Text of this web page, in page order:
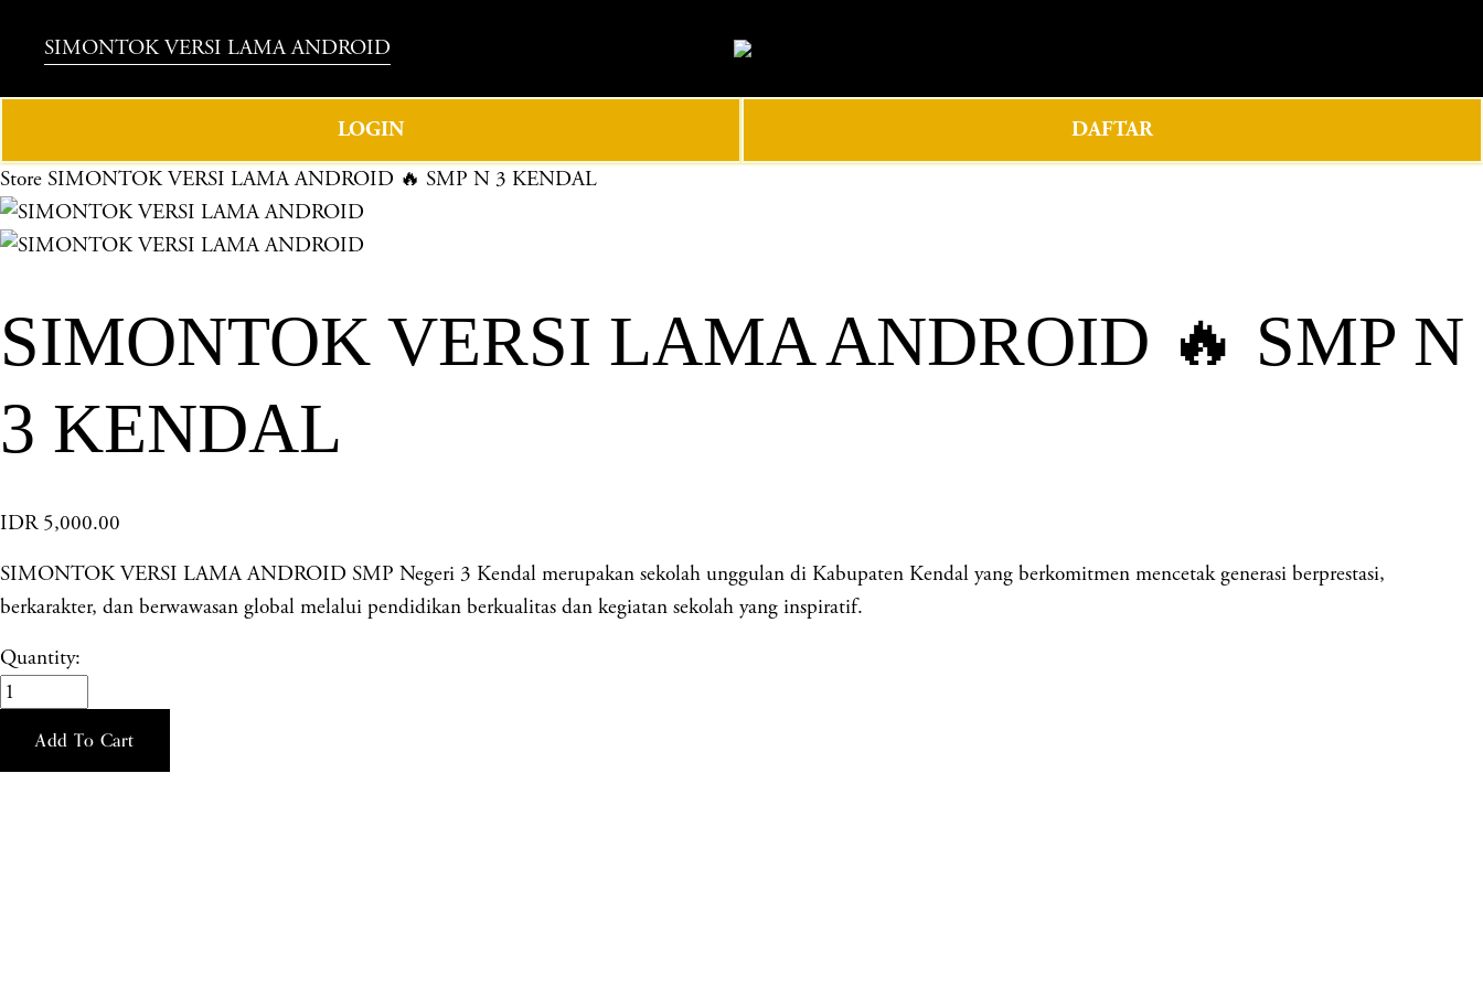
SIMONTOK VERSI LAMA ANDROID
LOGIN DAFTAR
Store SIMONTOK VERSI LAMA ANDROID 🔥 SMP N 3 KENDAL
SIMONTOK VERSI LAMA ANDROID 🔥 SMP N
3 KENDAL
IDR 5,000.00
SIMONTOK VERSI LAMA ANDROID SMP Negeri 3 Kendal merupakan sekolah unggulan di Kabupaten Kendal yang berkomitmen mencetak generasi berprestasi,
berkarakter, dan berwawasan global melalui pendidikan berkualitas dan kegiatan sekolah yang inspiratif.
Quantity:
Add To Cart